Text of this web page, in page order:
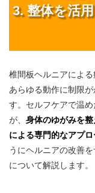
3. 整体を活
椎間板ヘルニアによ
あらゆる動作に制限
す。セルフケアで温
が、 身体のゆがみを
による専門的なアプ
うにヘルニアの改善
について解説します。